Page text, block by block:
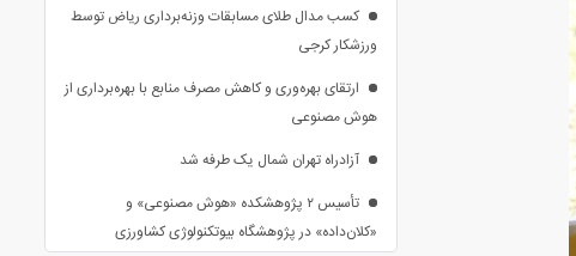
کسب مدال طلای مسابقات وزنه‌برداری ریاض توسط
ورزشکار کرجی
ارتقای بهره‌وری و کاهش مصرف منابع با بهره‌برداری از
هوش مصنوعی
آزادراه تهران شمال یک طرفه شد
تأسیس ۲ پژوهشکده «هوش مصنوعی» و
«کلان‌داده» در پژوهشگاه بیوتکنولوژی کشاورزی